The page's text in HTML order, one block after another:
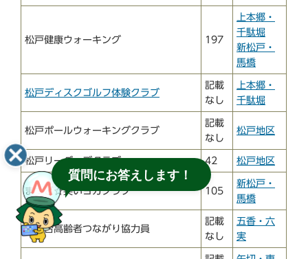
松戸健康ウォーキング 197
上本郷・
千駄堀
新松戸・
馬橋
松戸ディスクゴルフ体験クラブ
記載
なし
上本郷・
千駄堀
松戸ポールウォーキングクラブ
記載
なし
松戸地区
松戸リーダーズクラブ 42 松戸地区
まつど☆笑いヨガクラブ 105
新松戸・
馬橋
松飛台高齢者つながり協力員
記載
なし
五香・六
実
質問にお答えします！